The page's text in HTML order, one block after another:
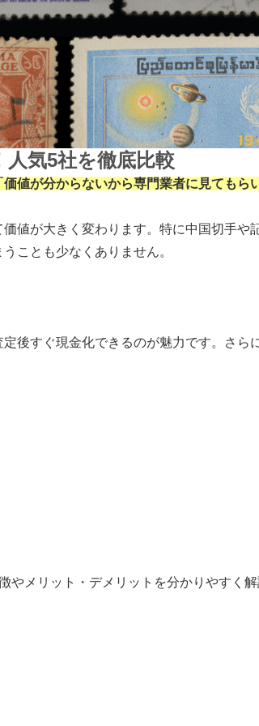
気5社を徹底比較
値が分からないから専門業者に見ても
値が大きく変わります。特に中国切手や
ことも少なくありません。
後すぐ現金化できるのが魅力です。さ
メリット・デメリットを分かりやすく解